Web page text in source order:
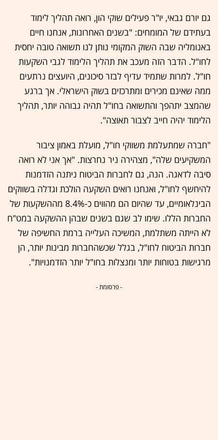
גם יורם גבאי, יו"ר פעילים שוקי הון, רואה תהליך לימוד
בעתידם של המומחים: "בשנים האחרונות, אנחנו חיים
באנומליה שבה השוק המקומי נותן לנו תשואה טובה יחסית
לחו"ל. הדבר הזה מעכב את תהליך הלימוד לגבי השקעות
חו"ל. למרות שתמיד עדיף לבזר סיכונים, היועצים נרתעים
ממה שאינם מכירים ומתרכזים בשוק הישראלי. אך ברגע
שהמצב יתהפך והתשואה בחו"ל תהיה גבוהה יותר, תהליך
הלימוד יהיה חייב לצבור תאוצה".
"חברה שמתעלמת משווקי חו"ל, מועלת באמון ציבור
המשקיעים שלה", מצהירה ניר נחרצות. "אך אני לא רואה
סיבה לדאגה. הנה, גם לחברות הביטוח ניתנה הזדמנות
להיחשף לחו"ל, ואנחנו רואים השקעה הולכת וגדלה בשווקים
הבינלאומיים, עד שהיום הם מהווים כ-8.4% מההשקעות של
החברות הללו. שימו לב שגם בשנים שבהן ההשקעה במט"ח
לא הייתה משתלמת, המשיכה העלייה ברמת החשיפה של
חברות הביטוח לחו"ל, בגלל שכשהחברות מבינות יותר, הן
מרגישות בטוחות יותר ומנצלות בחו"ל יותר הזדמנויות".
- פרסומת -